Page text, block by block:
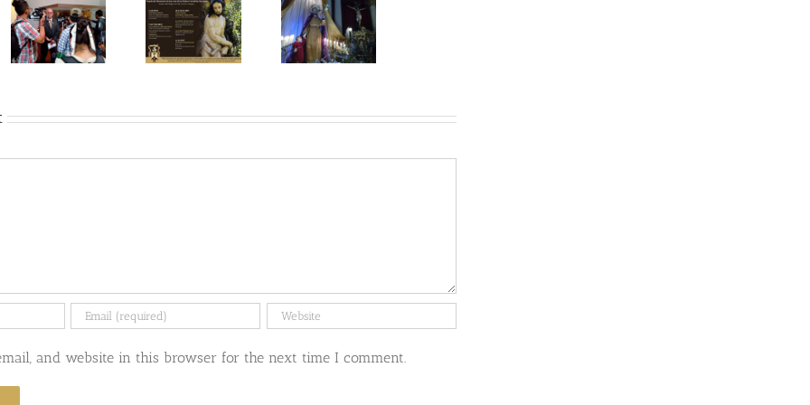
SEÑOR DE
RAMOS
INICIA
SEMANA
TERESA
LABORES
CON
INGRESO
GRATUITO
DURANTE
and website in this browser for the next time I comment.